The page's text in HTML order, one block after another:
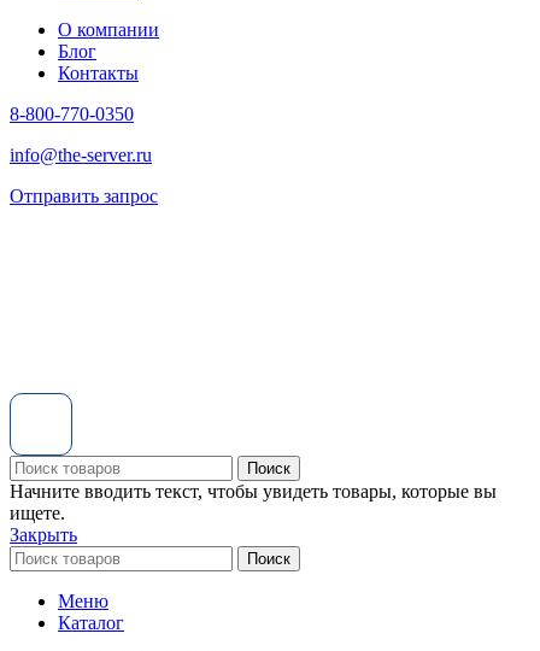
О компании
Блог
Контакты
8-800-770-0350
info@the-server.ru
Отправить запрос
Поиск
Начните вводить текст, чтобы увидеть товары, которые вы
ищете.
Закрыть
Поиск
Меню
Каталог